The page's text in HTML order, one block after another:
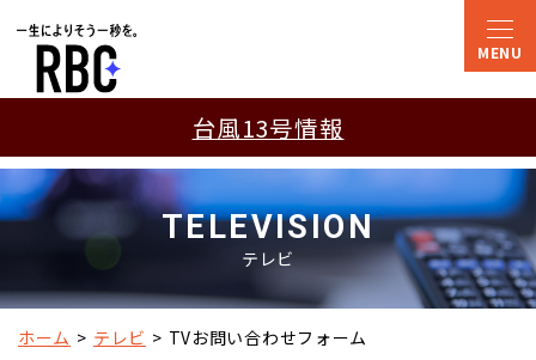
台風13号情報
TELEVISION
テレビ
ホーム テレビ TVお問い合わせフォーム